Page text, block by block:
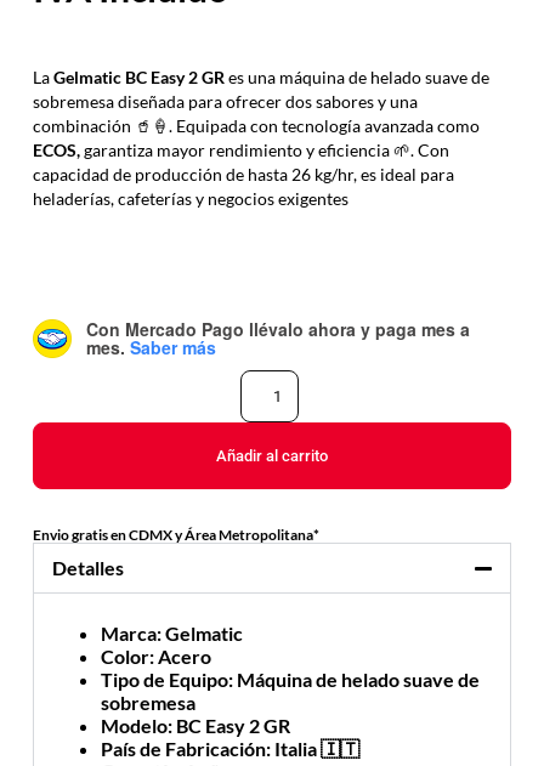
LaGelmatic BC Easy 2 GR es una máquina de helado suave de
sobremesa diseñada para ofrecer dos sabores y una
combinación 🥤🍦. Equipada con tecnología avanzada como
ECOS,garantiza mayor rendimiento y eficiencia 🌱. Con
capacidad de producción de hasta 26 kg/hr, es ideal para
heladerías, cafeterías y negocios exigentes
Con Mercado Pago llévalo ahora y paga mes a
mes. Saber más
Añadir al carrito
Envio gratis en CDMX y Área Metropolitana*
Detalles
Marca: Gelmatic
Color: Acero
Tipo de Equipo: Máquina de helado suave de
sobremesa
Modelo: BC Easy 2 GR
País de Fabricación: Italia 🇮🇹